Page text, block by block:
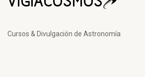
Cursos & Divulgación de Astronomía